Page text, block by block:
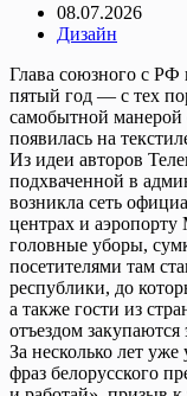
08.07.2026
Дизайн
Глава союзного с РФ
пятый год — с тех
самобытной
появилась на
Из идеи авторов
подхваченной в
возникла сеть
центрах и
головные уборы,
посетителями там
республики, до
а также гости из
отъездом
За несколько лет
фраз белорусского